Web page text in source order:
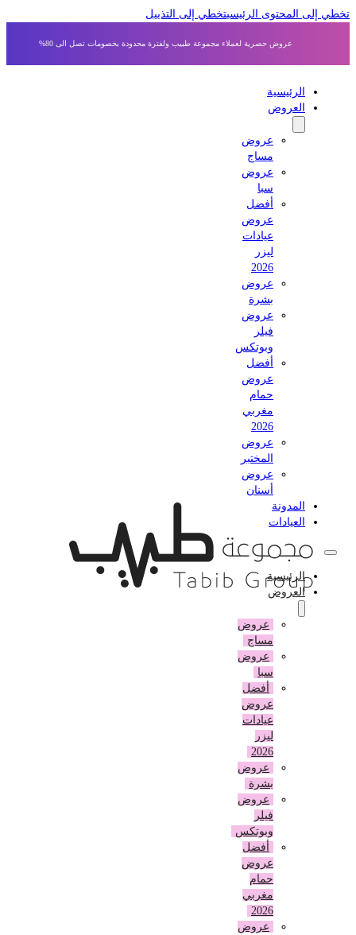
إلى المحتوى الرئيسي تخطي إلى التذييل
عروض حصرية لعملاء مجموعة طبيب ولفترة محدودة بخصومات تصل الى 80%
الرئيسية
العروض
عروض
مساج
عروض
أفضل
عروض
عيادات
عروض
بشرة
عروض
وبوتكس
أفضل
عروض
حمام
مغربي
عروض
المختبر
عروض
أسنان
المدونة
العيادات
الرئيسية
العروض
عروض
مساج
عروض
أفضل
عروض
عيادات
عروض
بشرة
عروض
وبوتكس
أفضل
عروض
حمام
مغربي
عروض